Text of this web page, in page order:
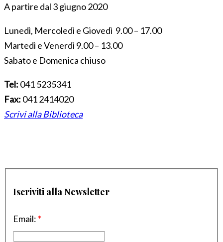
A partire dal 3 giugno 2020
Lunedì, Mercoledì e Giovedì 9.00 – 17.00
Martedì e Venerdì 9.00 – 13.00
Sabato e Domenica chiuso
Tel: 041 5235341
Fax: 041 2414020
Scrivi alla Biblioteca
Iscriviti alla Newsletter
Email: *